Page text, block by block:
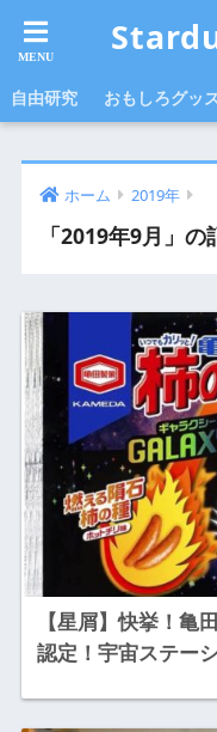
自由研究 おもしろグッ
ホーム 2019年
「2019年9月」の
【星屑】快挙！亀
認定！宇宙ステー